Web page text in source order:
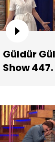
Güldür
Show